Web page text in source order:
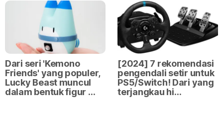
Dari seri 'Kemono
Friends' yang populer,
Lucky Beast muncul
dalam bentuk figur …
[2024] 7 rekomendasi
pengendali setir untuk
PS5/Switch! Dari yang
terjangkau hi…